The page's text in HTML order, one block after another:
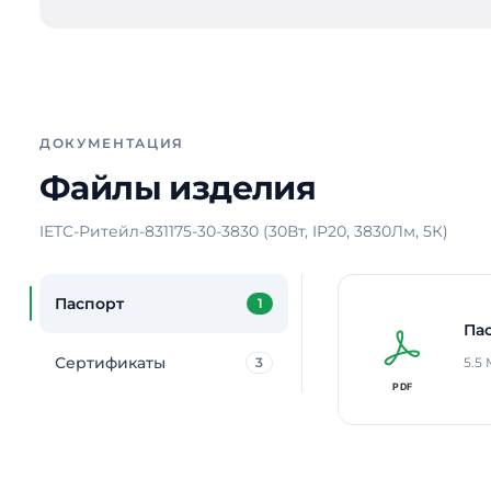
ДОКУМЕНТАЦИЯ
Файлы изделия
IETC-Ритейл-831175-30-3830 (30Вт, IP20, 3830Лм, 5К)
Паспорт 1
Сертификаты 3 5.5